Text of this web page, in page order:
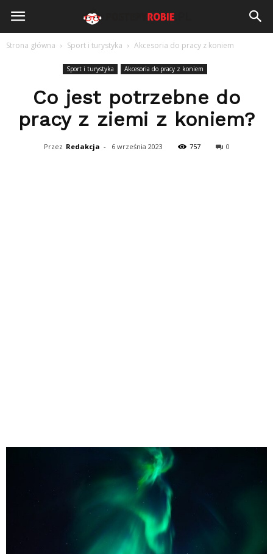
PostepyRobie.pl
Strona główna Sport i turystyka Akcesoria do pracy z koniem
Sport i turystyka Akcesoria do pracy z koniem
Co jest potrzebne do
pracy z ziemi z koniem?
Przez Redakcja - 6 września 2023 757 0